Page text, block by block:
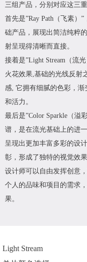
三组产品，分别对应这三重
首先是”Ray Path（飞素）
础产品，展现出简洁纯粹
射呈现得清晰而直接。
接着是”Light Stream（流
火花效果,基础的光线反射
感, 它拥有细腻的色彩，
和活力。
最后是”Color Sparkle（溢
谱，是在流光基础上的进
呈现出更加丰富多彩的设
彰，形成了独特的视觉效
设计师可以自由发挥创意
个人的品味和项目的需求
果。
Light Stream